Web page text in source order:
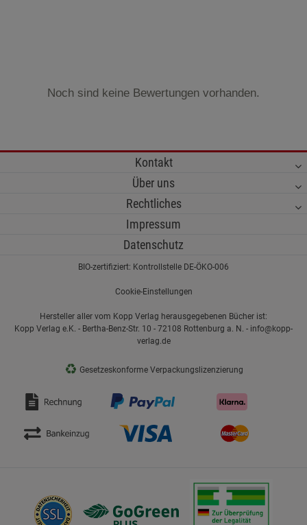
Noch sind keine Bewertungen vorhanden.
Kontakt
Über uns
Rechtliches
Impressum
Datenschutz
BIO-zertifiziert: Kontrollstelle DE-ÖKO-006
Cookie-Einstellungen
Hersteller aller vom Kopp Verlag herausgegebenen Bücher ist:
Kopp Verlag e.K. - Bertha-Benz-Str. 10 - 72108 Rottenburg a. N. - info@kopp-
verlag.de
♻ Gesetzeskonforme Verpackungslizenzierung